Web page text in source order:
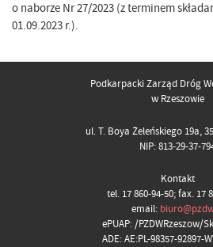
o naborze Nr 27/2023 (z terminem
01.09.2023 r.).
Podkarpacki Zarząd Dróg
w Rzeszowie
ul. T. Boya Żeleńskiego 19a,
NIP: 813-29-37-
Kontakt
tel. 17 860-94-50; fax. 17
email:
ePUAP: /PZDWRzeszow/
ADE: AE:PL-98357-92897-